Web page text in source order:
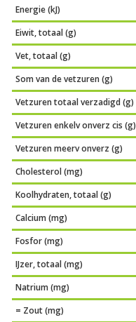
Energie (kJ)
Eiwit, totaal (g)
Vet, totaal (g)
Som van de vetzuren (g)
Vetzuren totaal verzadigd (g)
Vetzuren enkelv onverz cis (g)
Vetzuren meerv onverz (g)
Cholesterol (mg)
Koolhydraten, totaal (g)
Calcium (mg)
Fosfor (mg)
IJzer, totaal (mg)
Natrium (mg)
= Zout (mg)